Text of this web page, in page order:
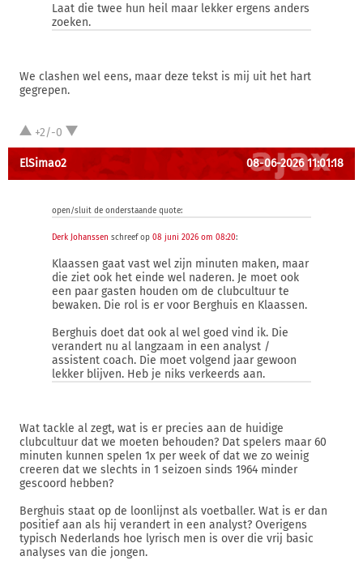
Laat die twee hun heil maar lekker ergens anders
zoeken.
We clashen wel eens, maar deze tekst is mij uit het hart
gegrepen.
+2/-0
ElSimao2 08-06-2026 11:01:18
open/sluit de onderstaande quote:
Derk Johanssen schreef op 08 juni 2026 om 08:20:
Klaassen gaat vast wel zijn minuten maken, maar
die ziet ook het einde wel naderen. Je moet ook
een paar gasten houden om de clubcultuur te
bewaken. Die rol is er voor Berghuis en Klaassen.
Berghuis doet dat ook al wel goed vind ik. Die
verandert nu al langzaam in een analyst /
assistent coach. Die moet volgend jaar gewoon
lekker blijven. Heb je niks verkeerds aan.
Wat tackle al zegt, wat is er precies aan de huidige
clubcultuur dat we moeten behouden? Dat spelers maar 60
minuten kunnen spelen 1x per week of dat we zo weinig
creeren dat we slechts in 1 seizoen sinds 1964 minder
gescoord hebben?
Berghuis staat op de loonlijnst als voetballer. Wat is er dan
positief aan als hij verandert in een analyst? Overigens
typisch Nederlands hoe lyrisch men is over die vrij basic
analyses van die jongen.